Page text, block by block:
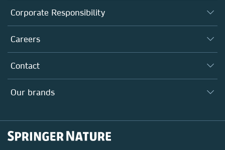
About us
Executive team
Our Communities
Our Health Division
Corporate Responsibility
Taking Responsibility
Inclusion
Policies, Reports & Modern Slavery Act
Careers
Why Work Here?
Search our vacancies ↗
Contact
Locations & Contact
Our brands
Springer